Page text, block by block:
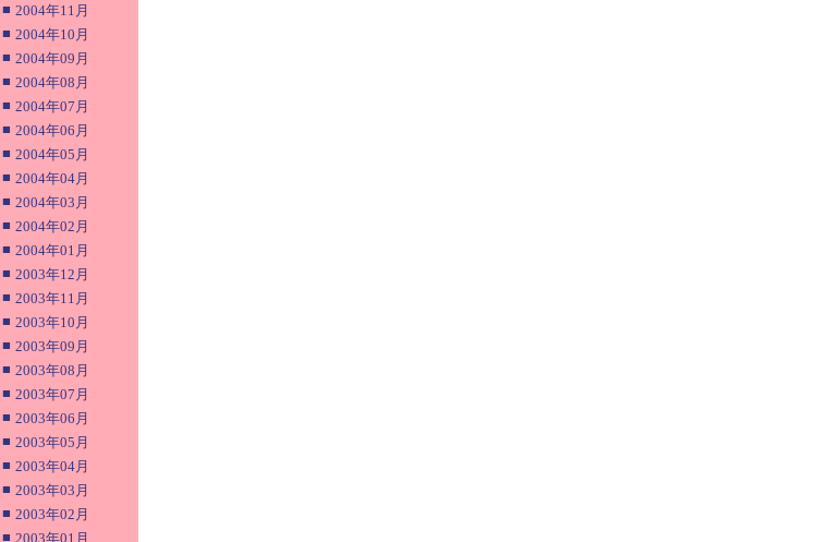
■ 2004年11月
■ 2004年10月
■ 2004年09月
■ 2004年08月
■ 2004年07月
■ 2004年06月
■ 2004年05月
■ 2004年04月
■ 2004年03月
■ 2004年02月
■ 2004年01月
■ 2003年12月
■ 2003年11月
■ 2003年10月
■ 2003年09月
■ 2003年08月
■ 2003年07月
■ 2003年06月
■ 2003年05月
■ 2003年04月
■ 2003年03月
■ 2003年02月
■ 2003年01月